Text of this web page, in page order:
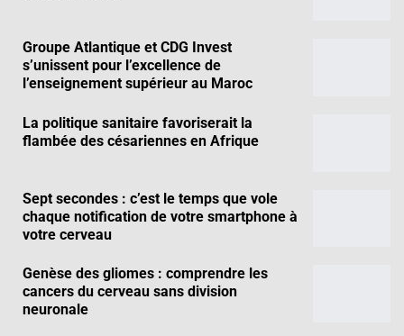
Groupe Atlantique et CDG Invest
s’unissent pour l’excellence de
l’enseignement supérieur au Maroc
La politique sanitaire favoriserait la
flambée des césariennes en Afrique
Sept secondes : c’est le temps que vole
chaque notification de votre smartphone à
votre cerveau
Genèse des gliomes : comprendre les
cancers du cerveau sans division
neuronale